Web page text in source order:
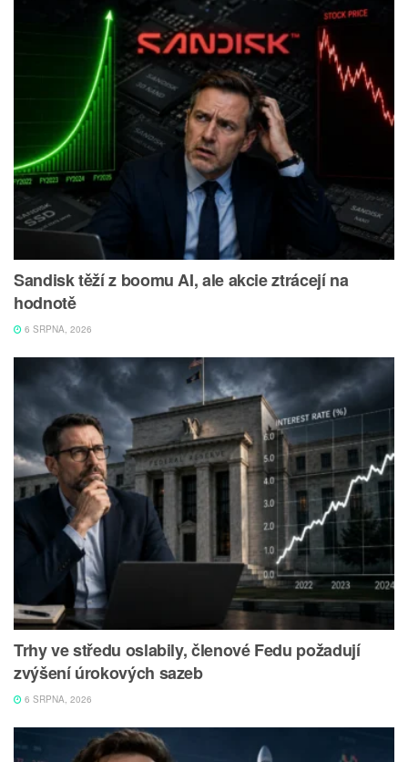
Sandisk těží z boomu AI, ale akcie ztrácejí na
hodnotě
6 SRPNA, 2026
Trhy ve středu oslabily, členové Fedu požadují
zvýšení úrokových sazeb
6 SRPNA, 2026